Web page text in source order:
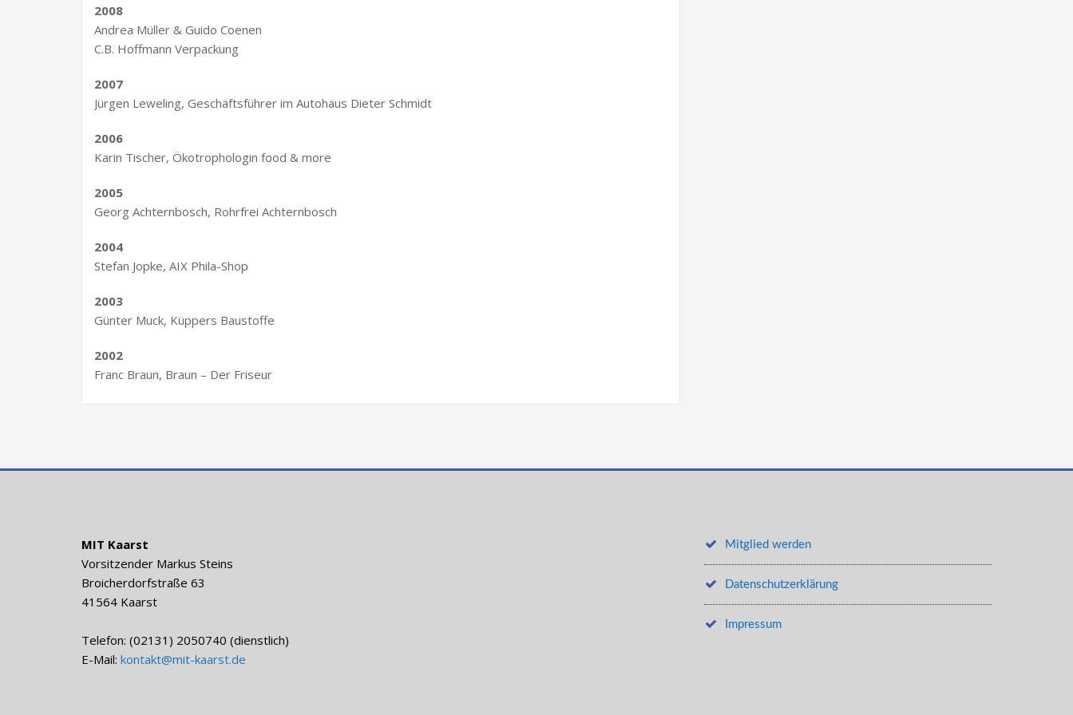
2008
Andrea Müller & Guido Coenen
C.B. Hoffmann Verpackung
2007
Jürgen Leweling, Geschäftsführer im Autohaus Dieter Schmidt
2006
Karin Tischer, Ökotrophologin food & more
2005
Georg Achternbosch, Rohrfrei Achternbosch
2004
Stefan Jopke, AIX Phila-Shop
2003
Günter Muck, Küppers Baustoffe
2002
Franc Braun, Braun – Der Friseur
MIT Kaarst
Vorsitzender Markus Steins
Broicherdorfstraße 63
41564 Kaarst
Telefon: (02131) 2050740 (dienstlich)
E-Mail: kontakt@mit-kaarst.de
Mitglied werden
Datenschutzerklärung
Impressum